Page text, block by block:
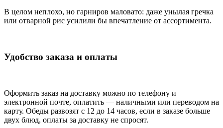
В целом неплохо, но гарниров маловато: даже унылая гречка
или отварной рис усилили бы впечатление от ассортимента.
Удобство заказа и оплаты
Оформить заказ на доставку можно по телефону и
электронной почте, оплатить — наличными или переводом на
карту. Обеды развозят с 12 до 14 часов, если в заказе больше
двух блюд, оплаты за доставку не спросят.